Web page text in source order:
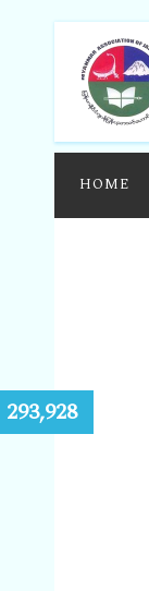
HOME
293,928